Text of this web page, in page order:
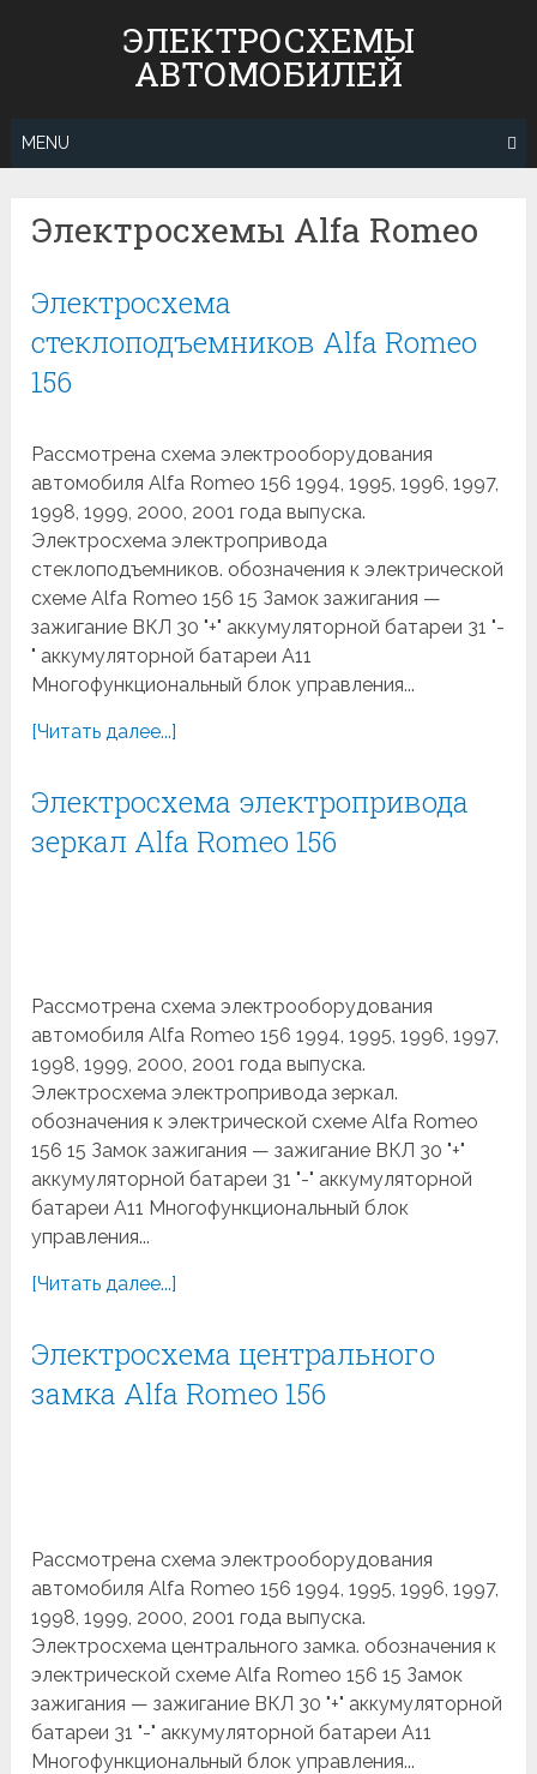
ЭЛЕКТРОСХЕМЫ
АВТОМОБИЛЕЙ
MENU
Электросхемы Alfa Romeo
Электросхема
стеклоподъемников Alfa Romeo
156
Рассмотрена схема электрооборудования
автомобиля Alfa Romeo 156 1994, 1995, 1996, 1997,
1998, 1999, 2000, 2001 года выпуска.
Электросхема электропривода
стеклоподъемников. обозначения к электрической
схеме Alfa Romeo 156 15 Замок зажигания —
зажигание ВКЛ 30 "+" аккумуляторной батареи 31 "-
" аккумуляторной батареи A11
Многофункциональный блок управления...
[Читать далее...]
Электросхема электропривода
зеркал Alfa Romeo 156
Рассмотрена схема электрооборудования
автомобиля Alfa Romeo 156 1994, 1995, 1996, 1997,
1998, 1999, 2000, 2001 года выпуска.
Электросхема электропривода зеркал.
обозначения к электрической схеме Alfa Romeo
156 15 Замок зажигания — зажигание ВКЛ 30 "+"
аккумуляторной батареи 31 "-" аккумуляторной
батареи A11 Многофункциональный блок
управления...
[Читать далее...]
Электросхема центрального
замка Alfa Romeo 156
Рассмотрена схема электрооборудования
автомобиля Alfa Romeo 156 1994, 1995, 1996, 1997,
1998, 1999, 2000, 2001 года выпуска.
Электросхема центрального замка. обозначения к
электрической схеме Alfa Romeo 156 15 Замок
зажигания — зажигание ВКЛ 30 "+" аккумуляторной
батареи 31 "-" аккумуляторной батареи A11
Многофункциональный блок управления...